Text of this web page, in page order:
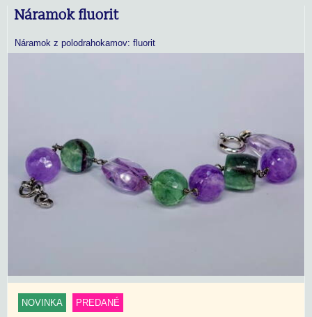
Náramok fluorit
Náramok z polodrahokamov: fluorit
NOVINKA PREDANÉ